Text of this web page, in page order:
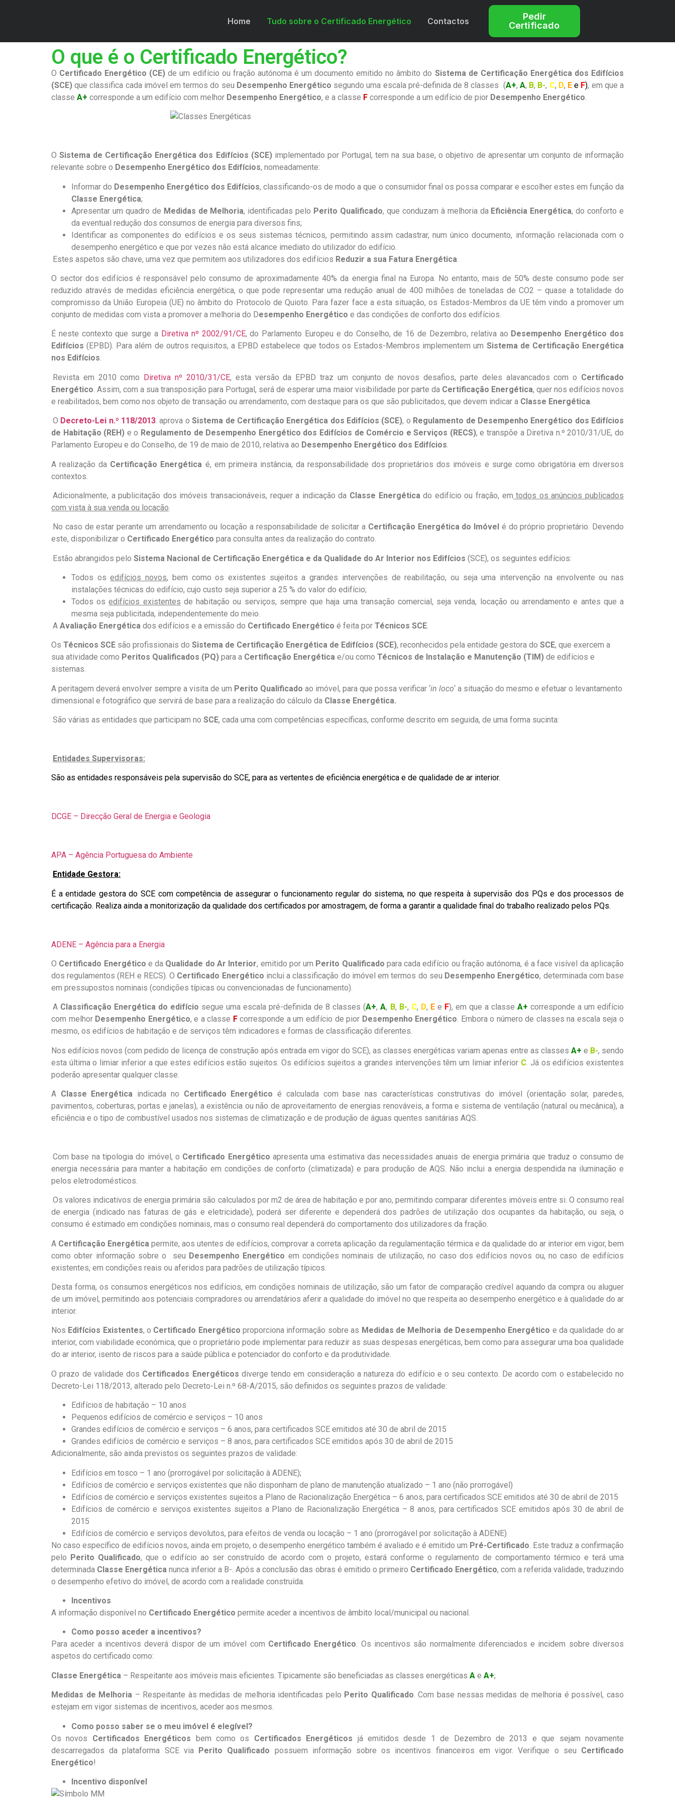
Home Tudo sobre o Certificado Energético Contactos
Pedir
Certificado
O que é o Certificado Energético?
O Certificado Energético (CE) de um edifício ou fração autónoma é um documento emitido no âmbito do Sistema de Certificação Energética dos Edifícios
(SCE) que classifica cada imóvel em termos do seu Desempenho Energético segundo uma escala pré-definida de 8 classes (A+, A, B, B-, C, D, Ee F), em que a
classe A+ corresponde a um edifício com melhor Desempenho Energético, e a classe F corresponde a um edifício de pior Desempenho Energético.
OSistema de Certificação Energética dos Edifícios (SCE)implementado por Portugal, tem na sua base, o objetivo de apresentar um conjunto de informação
relevante sobre o Desempenho Energético dos Edifícios, nomeadamente:
Informar do Desempenho Energético dos Edifícios, classificando-os de modo a que o consumidor final os possa comparar e escolher estes em função da
Classe Energética;
Apresentar um quadro de Medidas de Melhoria, identificadas pelo Perito Qualificado, que conduzam à melhoria da Eficiência Energética, do conforto e
da eventual redução dos consumos de energia para diversos fins;
Identificar as componentes do edifícios e os seus sistemas técnicos, permitindo assim cadastrar, num único documento, informação relacionada com o
desempenho energético e que por vezes não está alcance imediato do utilizador do edifício.
Estes aspetos são chave, uma vez que permitem aos utilizadores dos edifícios Reduzir a sua Fatura Energética
O sector dos edifícios é responsável pelo consumo de aproximadamente 40% da energia final na Europa. No entanto, mais de 50% deste consumo pode ser
reduzido através de medidas eficiência energética, o que pode representar uma redução anual de 400 milhões de toneladas de CO2 – quase a totalidade do
compromisso da União Europeia (UE) no âmbito do Protocolo de Quioto. Para fazer face a esta situação, os Estados-Membros da UE têm vindo a promover um
conjunto de medidas com vista a promover a melhoria do Desempenho Energético e das condições de conforto dos edifícios.
É neste contexto que surge a Diretiva nº 2002/91/CE, do Parlamento Europeu e do Conselho, de 16 de Dezembro, relativa ao Desempenho Energético dos
Edifícios (EPBD). Para além de outros requisitos, a EPBD estabelece que todos os Estados-Membros implementem um Sistema de Certificação Energética
nos Edifícios.
Revista em 2010 como Diretiva nº 2010/31/CE, esta versão da EPBD traz um conjunto de novos desafios, parte deles alavancados com o Certificado
Energético . Assim, com a sua transposição para Portugal, será de esperar uma maior visibilidade por parte da Certificação Energética, quer nos edifícios novos
e reabilitados, bem como nos objeto de transação ou arrendamento, com destaque para os que são publicitados, que devem indicar a Classe Energética
O Decreto-Lei n.º 118/2013. aprova oSistema de Certificação Energética dos Edifícios (SCE), o Regulamento de Desempenho Energético dos Edifícios
de Habitação (REH) e o Regulamento de Desempenho Energético dos Edifícios de Comércio e Serviços (RECS), e transpõe a Diretiva n.º 2010/31/UE, do
Parlamento Europeu e do Conselho, de 19 de maio de 2010, relativa ao Desempenho Energético dos Edifícios.
A realização da Certificação Energética é, em primeira instância, da responsabilidade dos proprietários dos imóveis e surge como obrigatória em diversos
contextos.
Adicionalmente, a publicitação dos imóveis transacionáveis, requer a indicação da Classe Energéticado edifício ou fração, em todos os anúncios publicados
com vista à sua venda ou locação.
No caso de estar perante um arrendamento ou locação a responsabilidade de solicitar a Certificação Energética do Imóvel é do próprio proprietário. Devendo
este, disponibilizar o Certificado Energético para consulta antes da realização do contrato.
Estão abrangidos pelo Sistema Nacional de Certificação Energética e da Qualidade do Ar Interior nos Edifícios (SCE), os seguintes edifícios:
Todos osedifícios novos, bem como os existentes sujeitos a grandes intervenções de reabilitação, ou seja uma intervenção na envolvente ou nas
instalações técnicas do edifício, cujo custo seja superior a 25 % do valor do edifício;
Todos osedifícios existentes de habitação ou serviços, sempre que haja uma transação comercial, seja venda, locação ou arrendamento e antes que a
mesma seja publicitada, independentemente do meio.
A Avaliação Energética dos edifícios e a emissão do Certificado Energético é feita por Técnicos SCE.
Os Técnicos SCE são profissionais do Sistema de Certificação Energética de Edifícios (SCE), reconhecidos pela entidade gestora do SCE, que exercem a
sua atividade como Peritos Qualificados (PQ) para a Certificação Energética e/ou como Técnicos de Instalação e Manutenção (TIM) de edifícios e
sistemas.
A peritagem deverá envolver sempre a visita de um Perito Qualificado ao imóvel, para que possa verificar ‘in loco‘ a situação do mesmo e efetuar o levantamento
dimensional e fotográfico que servirá de base para a realização do cálculo da Classe Energética.
São várias as entidades que participam no SCE, cada uma com competências específicas, conforme descrito em seguida, de uma forma sucinta:
Entidades Supervisoras:
São as entidades responsáveis pela supervisão do SCE, para as vertentes de eficiência energética e de qualidade de ar interior.
DCGE – Direcção Geral de Energia e Geologia
APA – Agência Portuguesa do Ambiente
Entidade Gestora:
É a entidade gestora do SCE com competência de assegurar o funcionamento regular do sistema, no que respeita à supervisão dos PQs e dos processos de
certificação. Realiza ainda a monitorização da qualidade dos certificados por amostragem, de forma a garantir a qualidade final do trabalho realizado pelos PQs.
ADENE – Agência para a Energia
O Certificado Energético e da Qualidade do Ar Interior, emitido por um Perito Qualificado para cada edifício ou fração autónoma, é a face visível da aplicação
dos regulamentos (REH e RECS). O Certificado Energético inclui a classificação do imóvel em termos do seu Desempenho Energético, determinada com base
em pressupostos nominais (condições típicas ou convencionadas de funcionamento).
A Classificação Energética do edifício segue uma escala pré-definida de 8 classes (A+, A, B, B-, C, D, E e F), em que a classe A+ corresponde a um edifício
com melhor Desempenho Energético, e a classe Fcorresponde a um edifício de pior Desempenho Energético. Embora o número de classes na escala seja o
mesmo, os edifícios de habitação e de serviços têm indicadores e formas de classificação diferentes.
Nos edifícios novos (com pedido de licença de construção após entrada em vigor do SCE), as classes energéticas variam apenas entre as classes A+ e B-, sendo
esta última o limiar inferior a que estes edifícios estão sujeitos. Os edifícios sujeitos a grandes intervenções têm um limiar inferior C . Já os edifícios existentes
poderão apresentar qualquer classe.
A Classe Energética indicada no Certificado Energético é calculada com base nas características construtivas do imóvel (orientação solar, paredes,
pavimentos, coberturas, portas e janelas), a existência ou não de aproveitamento de energias renováveis, a forma e sistema de ventilação (natural ou mecânica), a
eficiência e o tipo de combustível usados nos sistemas de climatização e de produção de águas quentes sanitárias AQS.
Com base na tipologia do imóvel, o Certificado Energético apresenta uma estimativa das necessidades anuais de energia primária que traduz o consumo de
energia necessária para manter a habitação em condições de conforto (climatizada) e para produção de AQS. Não inclui a energia despendida na iluminação e
pelos eletrodomésticos.
Os valores indicativos de energia primária são calculados por m2 de área de habitação e por ano, permitindo comparar diferentes imóveis entre si. O consumo real
de energia (indicado nas faturas de gás e eletricidade), poderá ser diferente e dependerá dos padrões de utilização dos ocupantes da habitação, ou seja, o
consumo é estimado em condições nominais, mas o consumo real dependerá do comportamento dos utilizadores da fração.
A Certificação Energética permite, aos utentes de edifícios, comprovar a correta aplicação da regulamentação térmica e da qualidade do ar interior em vigor, bem
como obter informação sobre o seu Desempenho Energético em condições nominais de utilização, no caso dos edifícios novos ou, no caso de edifícios
existentes, em condições reais ou aferidos para padrões de utilização típicos.
Desta forma, os consumos energéticos nos edifícios, em condições nominais de utilização, são um fator de comparação credível aquando da compra ou aluguer
de um imóvel, permitindo aos potenciais compradores ou arrendatários aferir a qualidade do imóvel no que respeita ao desempenho energético e à qualidade do ar
interior.
Nos Edifícios Existentes, o Certificado Energético proporciona informação sobre as Medidas de Melhoria de Desempenho Energético e da qualidade do ar
interior, com viabilidade económica, que o proprietário pode implementar para reduzir as suas despesas energéticas, bem como para assegurar uma boa qualidade
do ar interior, isento de riscos para a saúde pública e potenciador do conforto e da produtividade.
O prazo de validade dos Certificados Energéticos diverge tendo em consideração a natureza do edifício e o seu contexto. De acordo com o estabelecido no
Decreto-Lei 118/2013, alterado pelo Decreto-Lei n.º 68-A/2015, são definidos os seguintes prazos de validade:
Edifícios de habitação – 10 anos
Pequenos edifícios de comércio e serviços – 10 anos
Grandes edifícios de comércio e serviços – 6 anos, para certificados SCE emitidos até 30 de abril de 2015
Grandes edifícios de comércio e serviços – 8 anos, para certificados SCE emitidos após 30 de abril de 2015
Adicionalmente, são ainda previstos os seguintes prazos de validade:
Edifícios em tosco – 1 ano (prorrogável por solicitação à ADENE);
Edifícios de comércio e serviços existentes que não disponham de plano de manutenção atualizado – 1 ano (não prorrogável)
Edifícios de comércio e serviços existentes sujeitos a Plano de Racionalização Energética – 6 anos, para certificados SCE emitidos até 30 de abril de 2015
Edifícios de comércio e serviços existentes sujeitos a Plano de Racionalização Energética – 8 anos, para certificados SCE emitidos após 30 de abril de
2015
Edifícios de comércio e serviços devolutos, para efeitos de venda ou locação – 1 ano (prorrogável por solicitação à ADENE)
No caso específico de edifícios novos, ainda em projeto, o desempenho energético também é avaliado e é emitido um Pré-Certificado . Este traduz a confirmação
pelo Perito Qualificado, que o edifício ao ser construído de acordo com o projeto, estará conforme o regulamento de comportamento térmico e terá uma
determinada Classe Energética nunca inferior a B-. Após a conclusão das obras é emitido o primeiro Certificado Energético, com a referida validade, traduzindo
o desempenho efetivo do imóvel, de acordo com a realidade construída.
Incentivos
A informação disponível no Certificado Energético permite aceder a incentivos de âmbito local/municipal ou nacional.
Como posso aceder a incentivos?
Para aceder a incentivos deverá dispor de um imóvel com Certificado Energético. Os incentivos são normalmente diferenciados e incidem sobre diversos
aspetos do certificado como:
Classe Energética – Respeitante aos imóveis mais eficientes. Tipicamente são beneficiadas as classes energéticas A e A+;
Medidas de Melhoria – Respeitante às medidas de melhoria identificadas pelo Perito Qualificado. Com base nessas medidas de melhoria é possível, caso
estejam em vigor sistemas de incentivos, aceder aos mesmos.
Como posso saber se o meu imóvel é elegível?
Os novos Certificados Energéticos bem como os Certificados Energéticos já emitidos desde 1 de Dezembro de 2013 e que sejam novamente
descarregados da plataforma SCE via Perito Qualificado possuem informação sobre os incentivos financeiros em vigor. Verifique o seu Certificado
Energético!
Incentivo disponível